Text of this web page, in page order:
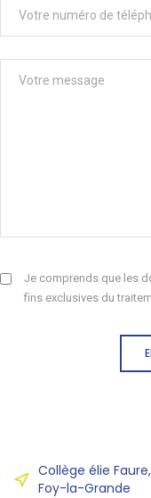
Je comprends que les
fins exclusives du
Collège élie
Foy-la-Grande